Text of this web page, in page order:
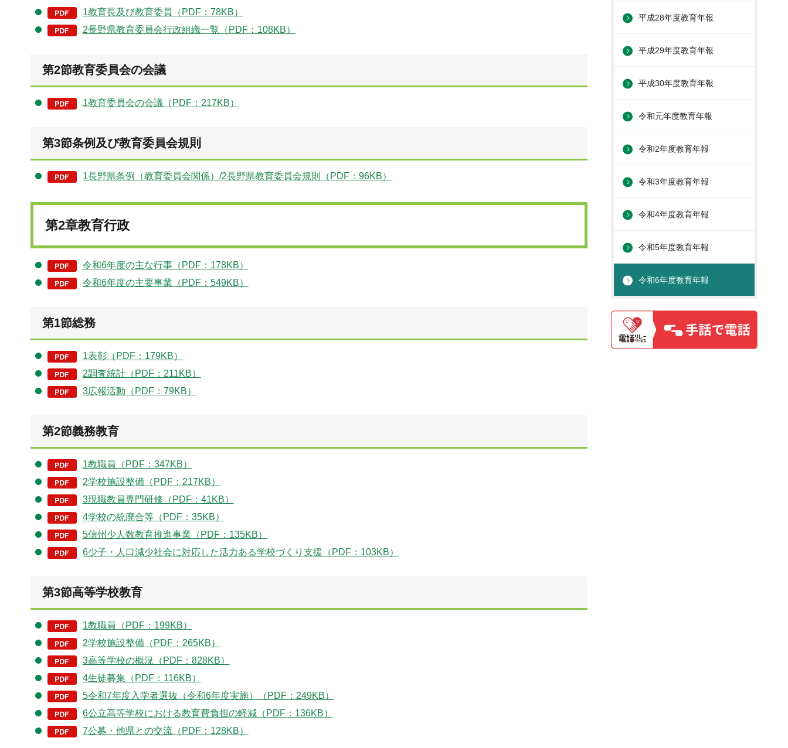
1教育長及び教育委員（PDF：78KB）
2長野県教育委員会行政組織一覧（PDF：108KB）
第2節教育委員会の会議
1教育委員会の会議（PDF：217KB）
第3節条例及び教育委員会規則
1長野県条例（教育委員会関係）/2長野県教育委員会規則（PDF：96KB）
第2章教育行政
令和6年度の主な行事（PDF：178KB）
令和6年度の主要事業（PDF：549KB）
第1節総務
1表彰（PDF：179KB）
2調査統計（PDF：211KB）
3広報活動（PDF：79KB）
第2節義務教育
1教職員（PDF：347KB）
2学校施設整備（PDF：217KB）
3現職教員専門研修（PDF：41KB）
4学校の統廃合等（PDF：35KB）
5信州少人数教育推進事業（PDF：135KB）
6少子・人口減少社会に対応した活力ある学校づくり支援（PDF：103KB）
第3節高等学校教育
1教職員（PDF：199KB）
2学校施設整備（PDF：265KB）
3高等学校の概況（PDF：828KB）
4生徒募集（PDF：116KB）
5令和7年度入学者選抜（令和6年度実施）（PDF：249KB）
6公立高等学校における教育費負担の軽減（PDF：136KB）
7公募・他県との交流（PDF：128KB）
平成28年度教育年報
平成29年度教育年報
平成30年度教育年報
令和元年度教育年報
令和2年度教育年報
令和3年度教育年報
令和4年度教育年報
令和5年度教育年報
令和6年度教育年報